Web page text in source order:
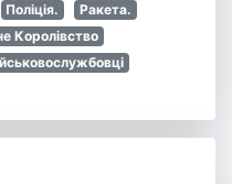
Поліція.
Ракета.
Королівство